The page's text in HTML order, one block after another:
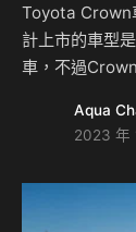
Toyota Crown
計上市的車型
車，不過
特輯(1/23~1/
CELSIORS
Aqua
2023 年